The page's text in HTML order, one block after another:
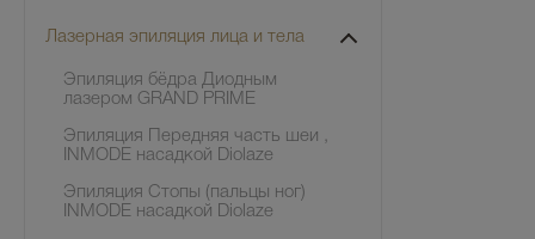
Лазерная эпиляция лица и тела
Эпиляция бёдра Диодным
лазером GRAND PRIME
Эпиляция Передняя часть шеи ,
INMODE насадкой Diolaze
Эпиляция Стопы (пальцы ног)
INMODE насадкой Diolaze